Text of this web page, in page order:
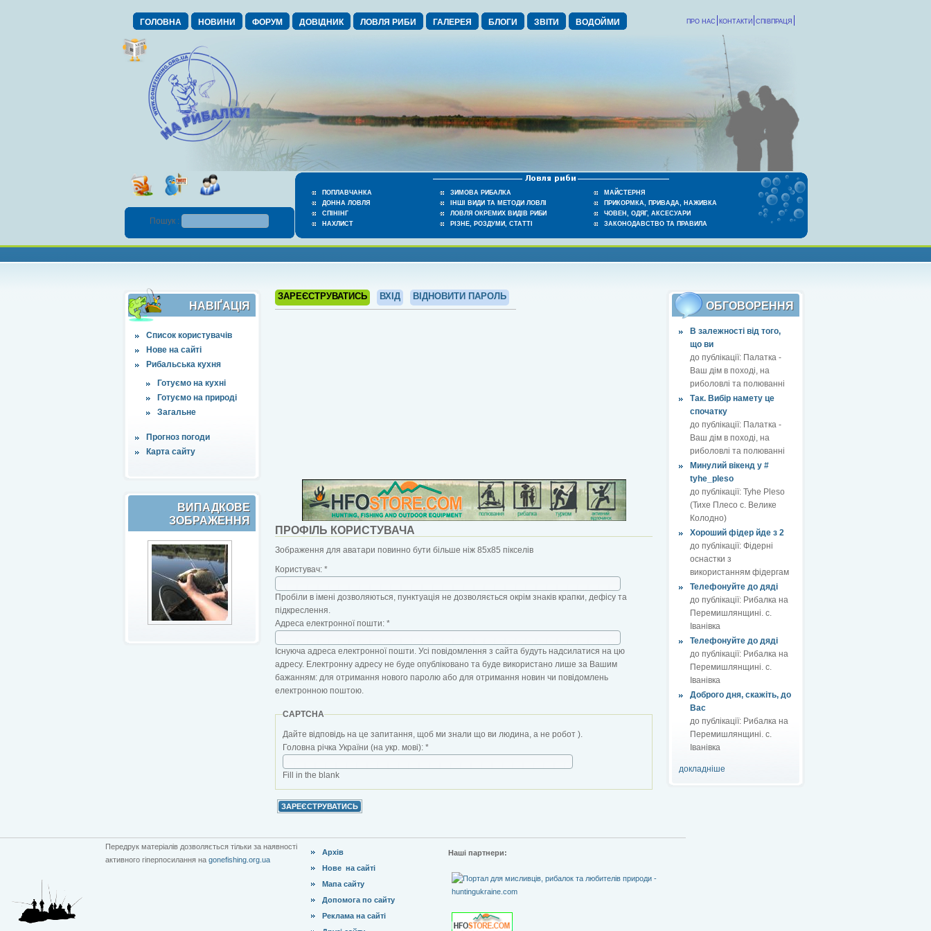
ГОЛОВНА НОВИНИ ФОРУМ ДОВІДНИК ЛОВЛЯ РИБИ ГАЛЕРЕЯ БЛОГИ ЗВІТИ ВОДОЙМИ СПІВПРАЦЯ
КОНТАКТИ
ПРО НАС
ПОПЛАВЧАНКА
ДОННА ЛОВЛЯ
СПІНІНГ
НАХЛИСТ
ЗИМОВА РИБАЛКА
ІНШІ ВИДИ ТА МЕТОДИ ЛОВЛІ
ЛОВЛЯ ОКРЕМИХ ВИДІВ РИБИ
РІЗНЕ, РОЗДУМИ, СТАТТІ
МАЙСТЕРНЯ
ПРИКОРМКА, ПРИВАДА, НАЖИВКА
ЧОВЕН, ОДЯГ, АКСЕСУАРИ
ЗАКОНОДАВСТВО ТА ПРАВИЛА
Пошук :
НАВІҐАЦІЯ
Список користувачів
Нове на сайті
Рибальська кухня
Готуємо на кухні
Готуємо на природі
Загальне
Прогноз погоди
Карта сайту
ВИПАДКОВЕ
ЗОБРАЖЕННЯ
ЗАРЕЄСТРУВАТИСЬ ВХІД ВІДНОВИТИ ПАРОЛЬ
ОБГОВОРЕННЯ
В залежності від того,
що ви
до публікації: Палатка -
Ваш дім в поході, на
риболовлі та полюванні
Так. Вибір намету це
спочатку
до публікації: Палатка -
Ваш дім в поході, на
риболовлі та полюванні
Минулий вікенд у #
tyhe_pleso
до публікації: Tyhe Pleso
(Тихе Плесо с. Велике
Колодно)
Хороший фідер йде з 2
до публікації: Фідерні
оснастки з
використанням фідергам
Телефонуйте до дяді
до публікації: Рибалка на
Перемишлянщині. с.
Іванівка
Телефонуйте до дяді
до публікації: Рибалка на
Перемишлянщині. с.
Іванівка
Доброго дня, скажіть, до
Вас
до публікації: Рибалка на
Перемишлянщині. с.
Іванівка
докладніше
ПРОФІЛЬ КОРИСТУВАЧА
Зображення для аватари повинно бути більше ніж 85x85 пікселів
Користувач: *
Пробіли в імені дозволяються, пунктуація не дозволяється окрім знаків крапки, дефісу та
підкреслення.
Адреса електронної пошти: *
Існуюча адреса електронної пошти. Усі повідомлення з сайта будуть надсилатися на цю
адресу. Електронну адресу не буде опубліковано та буде використано лише за Вашим
бажанням: для отримання нового паролю або для отримання новин чи повідомлень
електронною поштою.
CAPTCHA
Дайте відповідь на це запитання, щоб ми знали що ви людина, а не робот ).
Головна річка України (на укр. мові): *
Fill in the blank
Передрук матеріалів дозволяється тільки за наявності
активного гіперпосилання на gonefishing.org.ua
Архів
Нове на сайті
Мапа сайту
Допомога по сайту
Реклама на сайті
Наші партнери: